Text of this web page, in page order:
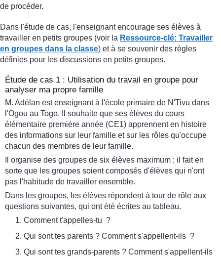
de procéder.
Dans l'étude de cas, l'enseignant encourage ses élèves à
travailler en petits groupes (voir la Ressource-clé: Travailler
en groupes dans la classe) et à se souvenir des règles
définies pour les discussions en petits groupes.
Étude de cas 1 : Utilisation du travail en groupe pour
analyser ma propre famille
M. Adélan est enseignant à l'école primaire de N'Tivu dans
l'Ogou au Togo. Il souhaite que ses élèves du cours
élémentaire première année (CE1) apprennent en histoire
des informations sur leur famille et sur les rôles qu'occupe
chacun des membres de leur famille.
Il organise des groupes de six élèves maximum ; il fait en
sorte que les groupes soient composés d'élèves qui n'ont
pas l'habitude de travailler ensemble.
Dans les groupes, les élèves répondent à tour de rôle aux
questions suivantes, qui ont été écrites au tableau.
Comment t'appelles-tu ?
Qui sont tes parents ? Comment s'appellent-ils ?
Qui sont tes grands-parents ? Comment s'appellent-ils